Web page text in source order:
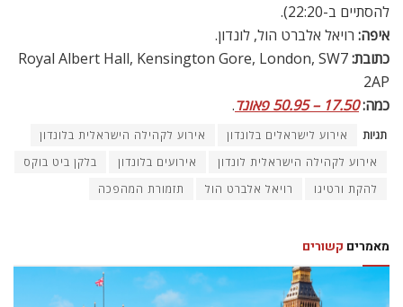
להסתיים ב-22:20).
איפה: רויאל אלברט הול, לונדון.
כתובת:Royal Albert Hall, Kensington Gore, London, SW7
2AP
כמה:17.50 – 50.95 פאונד .
תגיות אירוע לישראלים בלונדון
אירוע לקהילה הישראלית בלונדון
אירוע לקהילה הישראלית לונדון
אירועים בלונדון
בלקן ביט בוקס
להקת ורטיגו
רויאל אלברט הול תזמורת המהפכה
מאמרים קשורים